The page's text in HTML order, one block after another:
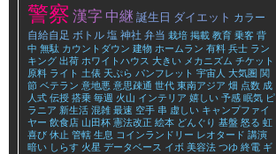
警察 漢字 中継 誕生日 ダイエット カラー
自給自足 ボトル 塩 神社 弁当 栽培 掲載 教育 乗客 背
中 無駄 カウントダウン 建物 ホームラン 有料 兵士 ラン
キング 出荷 ホワイトハウス 大きい メカニズム チケット
原料 ライト 土俵 天ぷら パンフレット 宇宙人 大気圏 関
節 ベテラン 意地悪 意思疎通 世代 東南アジア 畑 点数 成
人式 伝授 搭乗 毎週 火山 インテリア 嬉しい 予感 眠気 ピ
ラニア 新生活 混雑 最速 空手 串 虚しい キャンプファイ
ヤー 飲食店 山田杯 憲法改正 絵本 どんぐり 基盤 怒る 虹
喜び 休止 管轄 生息 コインランドリー レオタード 講演
暗い しらす 火星 データベース イボ 美容法 つゆ 終電 ギ